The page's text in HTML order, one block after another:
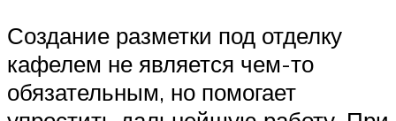
Создание разметки под отделку
кафелем не является чем-то
обязательным, но помогает